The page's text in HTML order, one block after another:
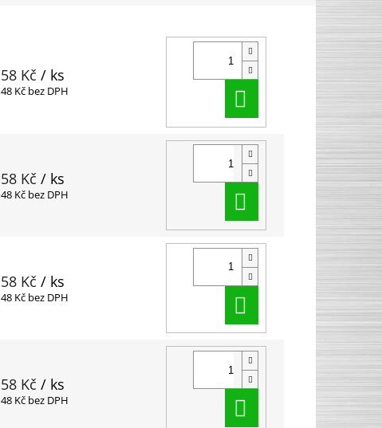
58 Kč / ks
48 Kč bez DPH
58 Kč / ks
48 Kč bez DPH
58 Kč / ks
48 Kč bez DPH Do košíku
58 Kč / ks
48 Kč bez DPH Do košíku